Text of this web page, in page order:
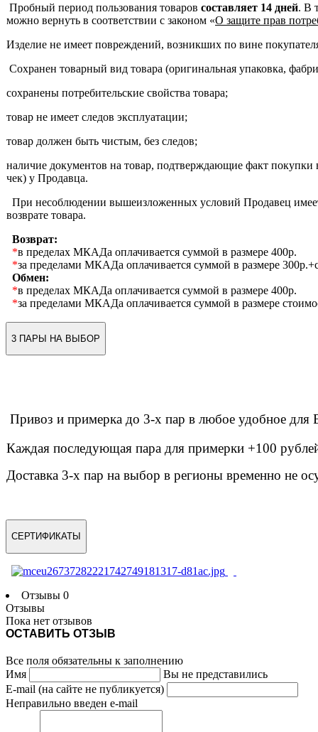
Пробный период пользования товаров составляет 14 дней. В
можно вернуть в соответствии с законом «О защите прав
Изделие не имеет повреждений, возникших по вине
Сохранен товарный вид товара (оригинальная упаковка,
сохранены потребительские свойства товара;
товар не имеет следов эксплуатации;
товар должен быть чистым, без следов;
наличие документов на товар, подтверждающие факт покупки
чек) у Продавца.
При несоблюдении вышеизложенных условий Продавец
возврате товара.
Возврат:
*в пределах МКАДа оплачивается суммой в размере 400р.
*за пределами МКАДа оплачивается суммой в размере
Обмен:
*в пределах МКАДа оплачивается суммой в размере 400р.
*за пределами МКАДа оплачивается суммой в размере
3 ПАРЫ НА ВЫБОР
Привоз и примерка до 3-х пар в любое удобное
Каждая последующая пара для примерки +100
Доставка 3-х пар на выбор в регионы временно не
СЕРТИФИКАТЫ
Отзывы 0
Отзывы
Пока нет отзывов
ОСТАВИТЬ ОТЗЫВ
Все поля обязательны к заполнению
Имя
Вы не представились
E-mail (на сайте не публикуется)
Неправильно введен e-mail